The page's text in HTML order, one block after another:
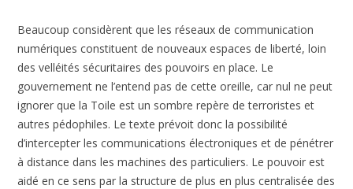
Beaucoup considèrent que les réseaux de communication
numériques constituent de nouveaux espaces de liberté, loin
des velléités sécuritaires des pouvoirs en place. Le
gouvernement ne l’entend pas de cette oreille, car nul ne peut
ignorer que la Toile est un sombre repère de terroristes et
autres pédophiles. Le texte prévoit donc la possibilité
d’intercepter les communications électroniques et de pénétrer
à distance dans les machines des particuliers. Le pouvoir est
aidé en ce sens par la structure de plus en plus centralisée des